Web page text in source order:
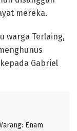
mereka.
warga Terlaing,
Gabriel
Enam